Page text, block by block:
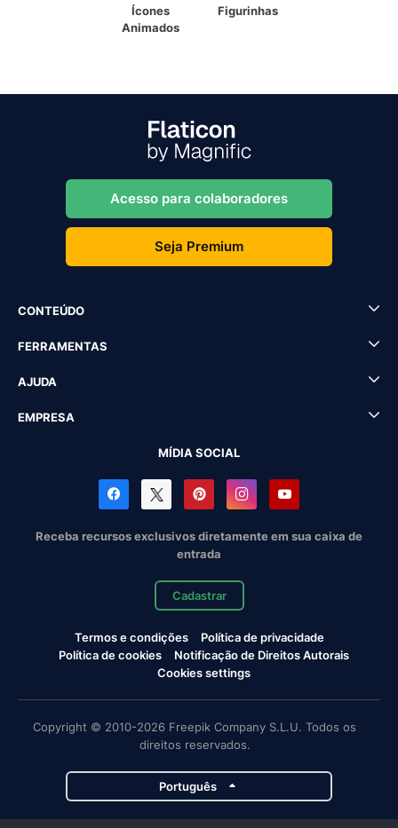
Ícones
Animados
Figurinhas
Acesso para colaboradores
Seja Premium
CONTEÚDO
FERRAMENTAS
AJUDA
EMPRESA
MÍDIA SOCIAL
Receba recursos exclusivos diretamente em sua caixa de
entrada
Cadastrar
Termos e condições
Política de privacidade
Política de cookies
Notificação de Direitos Autorais
Cookies settings
Copyright © 2010-2026 Freepik Company S.L.U. Todos os
direitos reservados.
Português